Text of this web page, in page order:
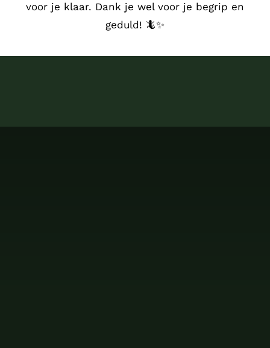
voor je klaar. Dank je wel voor je begrip en
geduld! 🦎✨